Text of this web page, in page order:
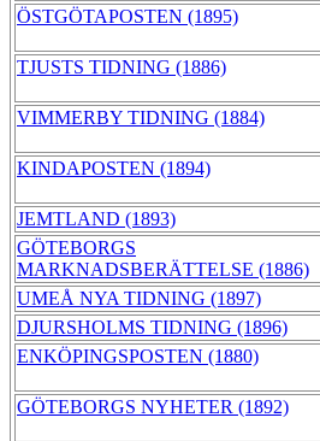
ÖSTGÖTAPOSTEN (1895)
TJUSTS TIDNING (1886)
VIMMERBY TIDNING (1884)
KINDAPOSTEN (1894)
JEMTLAND (1893)
GÖTEBORGS
MARKNADSBERÄTTELSE (1886)
UMEÅ NYA TIDNING (1897)
DJURSHOLMS TIDNING (1896)
ENKÖPINGSPOSTEN (1880)
GÖTEBORGS NYHETER (1892)